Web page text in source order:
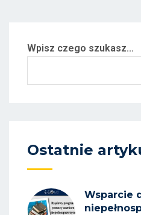
Wpisz czego szukasz...
Ostatnie
Wsparcie